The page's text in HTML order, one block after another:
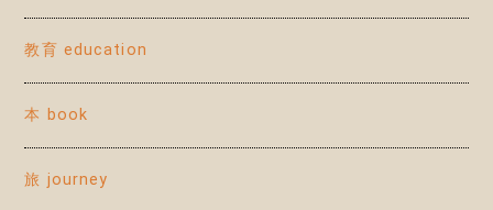
教育 education
本 book
旅 journey